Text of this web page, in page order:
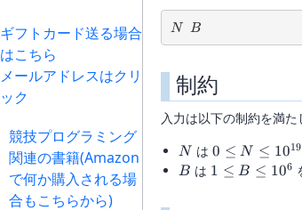
ギフトカード送る場合
はこちら
メールアドレスはクリ
ック
競技プログラミング
関連の書籍(Amazon
で何か購入される場
合もこちらから)
N
N B
B
制約
入力は以下の制約を満た
N
N は 0 \leq N
\leq
0 ≤ N ≤ 1019
B
B は 1
1 ≤ B ≤ 106